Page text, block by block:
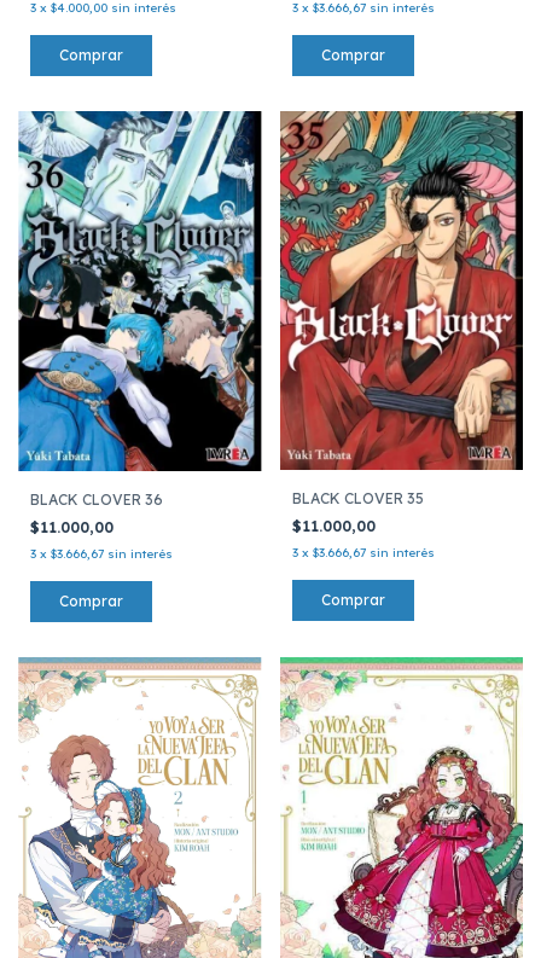
3 x $4.000,00 sin interés 3 x $3.666,67 sin interés
BLACK CLOVER 36
$11.000,00
3 x $3.666,67 sin interés
BLACK CLOVER 35
$11.000,00
3 x $3.666,67 sin interés